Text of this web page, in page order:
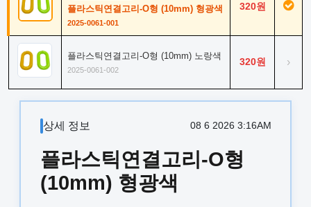
플라스틱연결고리-O형 (10mm) 형광색
2025-0061-001
320원
플라스틱연결고리-O형 (10mm) 노랑색
2025-0061-002
320원 ›
상세 정보 08 6 2026 3:16AM
플라스틱연결고리-O형
(10mm) 형광색